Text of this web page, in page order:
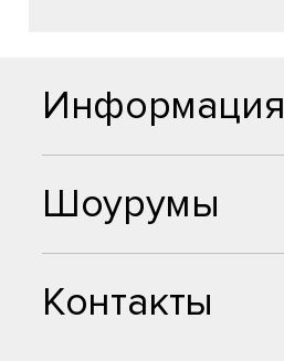
Шоурумы
Контакты
Информация